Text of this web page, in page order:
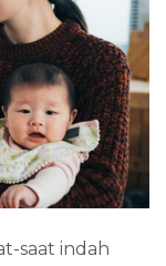
saat indah